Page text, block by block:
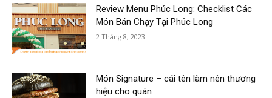
Review Menu Phúc Long: Checklist Các
Món Bán Chạy Tại Phúc Long
2 Tháng 8, 2023
Món Signature – cái tên làm nên thương
hiệu cho quán